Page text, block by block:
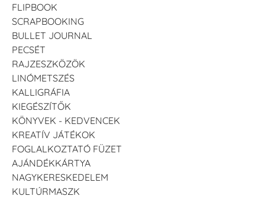
FLIPBOOK
SCRAPBOOKING
BULLET JOURNAL
PECSÉT
RAJZESZKÖZÖK
LINÓMETSZÉS
KALLIGRÁFIA
KIEGÉSZÍTŐK
KÖNYVEK - KEDVENCEK
KREATÍV JÁTÉKOK
FOGLALKOZTATÓ FÜZET
AJÁNDÉKKÁRTYA
NAGYKERESKEDELEM
KULTÚRMASZK